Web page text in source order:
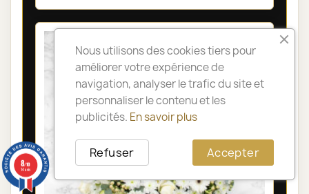
Nous utilisons des cookies tiers pour
améliorer votre expérience de
navigation, analyser le trafic du site et
personnaliser le contenu et les
publicités. En savoir plus
Accepter
Refuser
8/10
14 avis